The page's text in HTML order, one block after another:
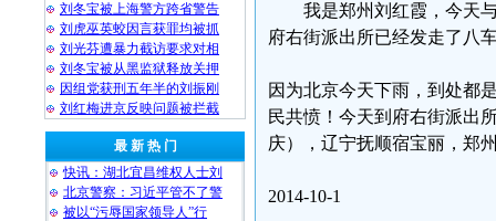
刘冬宝被上海警方跨省警告
刘虎巫英蛟因言获罪均被抓
刘光芬遭暴力截访要求对相
刘冬宝被从黑监狱释放关押
因组党获刑五年半的刘振刚
刘红梅进京反映问题被拦截
最 新 热 门
快讯：湖北宜昌维权人士刘
北京警察：习近平管不了警
被以“污辱国家领导人”行
我是郑州刘红霞，今天
府右街派出所已经发走了八
因为北京今天下雨，到处都
民共愤！今天到府右街派出
庆），辽宁抚顺宿宝丽，郑
2014-10-1